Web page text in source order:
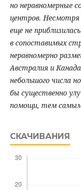
но неравномерные
центров. Несмотря
еще не
в сопоставимых
неравномерно
Австралия и
небольшого числа
бы существенно
помощи, тем самым
СКАЧИВАНИЯ